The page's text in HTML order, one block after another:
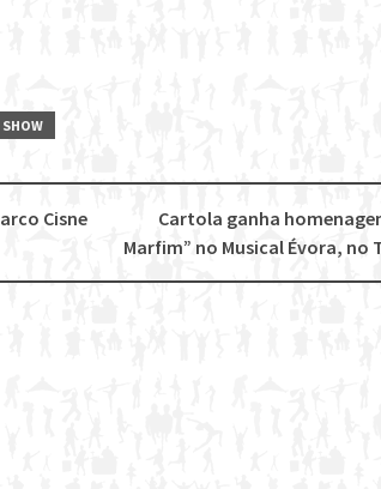
SHOW
Cartola ganha
Marfim” no Musical Évora, no
Cisne